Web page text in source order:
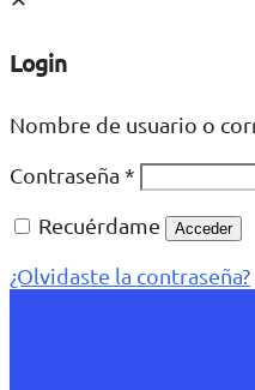
Login
Nombre de usuario o
Contraseña *
Recuérdame
Acceder
¿Olvidaste la contraseña?